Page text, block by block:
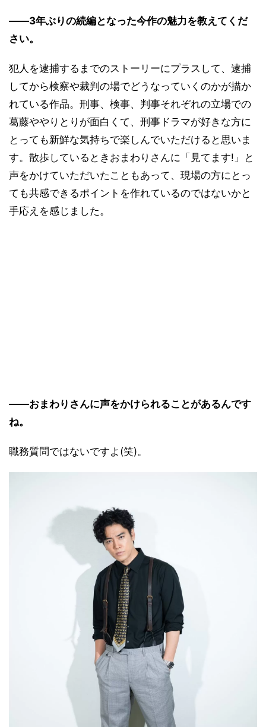
――3年ぶりの続編となった今作の魅力を教えてくだ
さい。
犯人を逮捕するまでのストーリーにプラスして、逮捕
してから検察や裁判の場でどうなっていくのかが描か
れている作品。刑事、検事、判事それぞれの立場での
葛藤ややりとりが面白くて、刑事ドラマが好きな方に
とっても新鮮な気持ちで楽しんでいただけると思いま
す。散歩しているときおまわりさんに「見てます!」と
声をかけていただいたこともあって、現場の方にとっ
ても共感できるポイントを作れているのではないかと
手応えを感じました。
――おまわりさんに声をかけられることがあるんです
ね。
職務質問ではないですよ(笑)。